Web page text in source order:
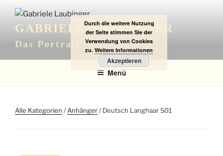
Inhalt
springenGABRIELE LAUBINGER
Das Portrait
Menü
Alle Kategorien /Anhänger/ Deutsch Langhaar S01
Durch die weitere Nutzung
der Seite stimmen Sie der
Verwendung von Cookies
zu. Weitere Informationen
Akzeptieren